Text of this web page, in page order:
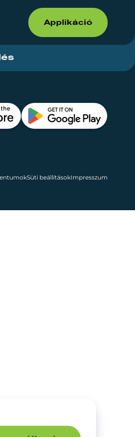
Applikáció
Süti beállításokImpresszum